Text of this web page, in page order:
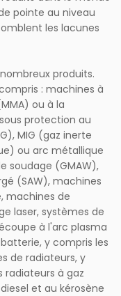
pointe au niveau
les lacunes
produits.
: machines à
ou à la
protection au
MIG (gaz inerte
ou arc métallique
soudage (GMAW),
(SAW), machines
machines de
laser, systèmes de
à l'arc plasma
y compris les
de radiateurs, y
radiateurs à gaz
et au kérosène